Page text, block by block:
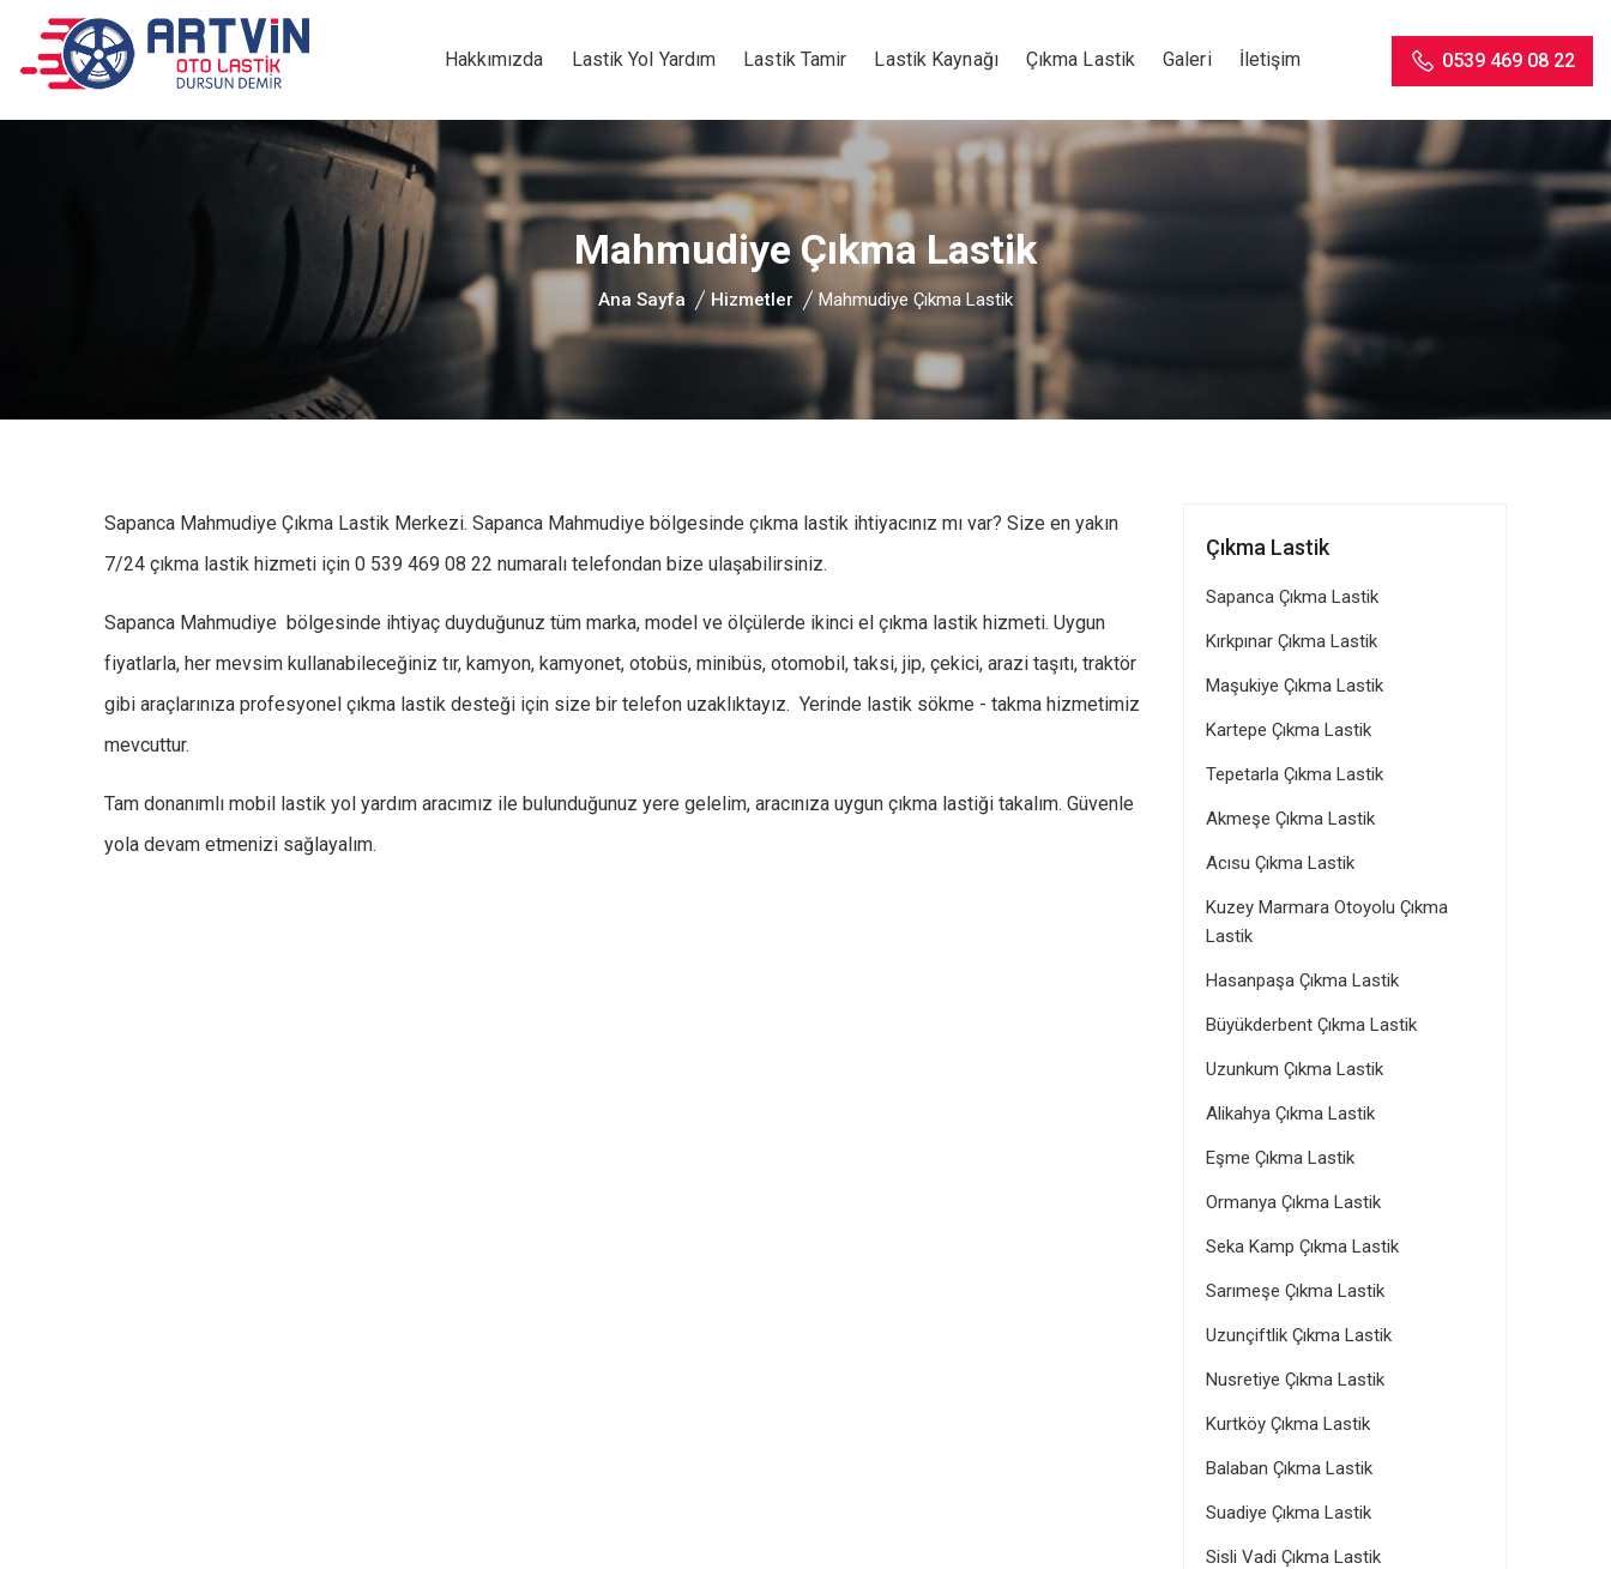
Hakkımızda Lastik Yol Yardım Lastik Tamir Lastik Kaynağı Çıkma Lastik Galeri İletişim 0539 469 08 22
Mahmudiye Çıkma Lastik
Ana Sayfa Hizmetler Mahmudiye Çıkma Lastik
Sapanca Mahmudiye Çıkma Lastik Merkezi. Sapanca Mahmudiye bölgesinde çıkma lastik ihtiyacınız mı var? Size en yakın
7/24 çıkma lastik hizmeti için 0 539 469 08 22 numaralı telefondan bize ulaşabilirsiniz.
Sapanca Mahmudiye bölgesinde ihtiyaç duyduğunuz tüm marka, model ve ölçülerde ikinci el çıkma lastik hizmeti. Uygun
fiyatlarla, her mevsim kullanabileceğiniz tır, kamyon, kamyonet, otobüs, minibüs, otomobil, taksi, jip, çekici, arazi taşıtı, traktör
gibi araçlarınıza profesyonel çıkma lastik desteği için size bir telefon uzaklıktayız. Yerinde lastik sökme - takma hizmetimiz
mevcuttur.
Tam donanımlı mobil lastik yol yardım aracımız ile bulunduğunuz yere gelelim, aracınıza uygun çıkma lastiği takalım. Güvenle
yola devam etmenizi sağlayalım.
Çıkma Lastik
Sapanca Çıkma Lastik
Kırkpınar Çıkma Lastik
Maşukiye Çıkma Lastik
Kartepe Çıkma Lastik
Tepetarla Çıkma Lastik
Akmeşe Çıkma Lastik
Acısu Çıkma Lastik
Kuzey Marmara Otoyolu Çıkma
Lastik
Hasanpaşa Çıkma Lastik
Büyükderbent Çıkma Lastik
Uzunkum Çıkma Lastik
Alikahya Çıkma Lastik
Eşme Çıkma Lastik
Ormanya Çıkma Lastik
Seka Kamp Çıkma Lastik
Sarımeşe Çıkma Lastik
Uzunçiftlik Çıkma Lastik
Nusretiye Çıkma Lastik
Kurtköy Çıkma Lastik
Balaban Çıkma Lastik
Suadiye Çıkma Lastik
Sisli Vadi Çıkma Lastik